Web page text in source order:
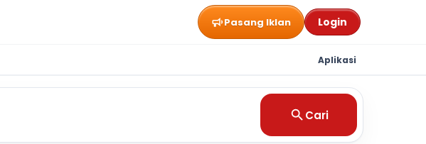
Pasang Iklan Login
Aplikasi
Cari